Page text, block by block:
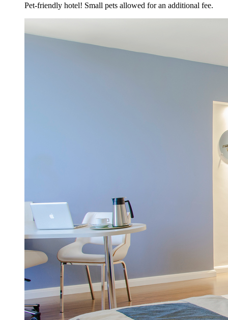
Pet-friendly hotel! Small pets allowed for an additional fee.